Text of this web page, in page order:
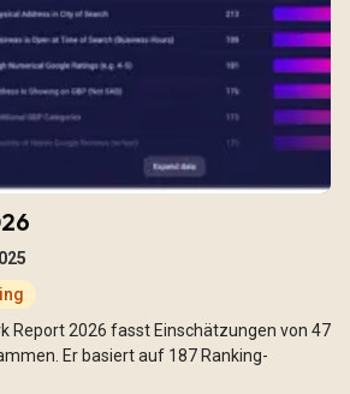
Report 2026 fasst Einschätzungen von 47
Er basiert auf 187 Ranking-